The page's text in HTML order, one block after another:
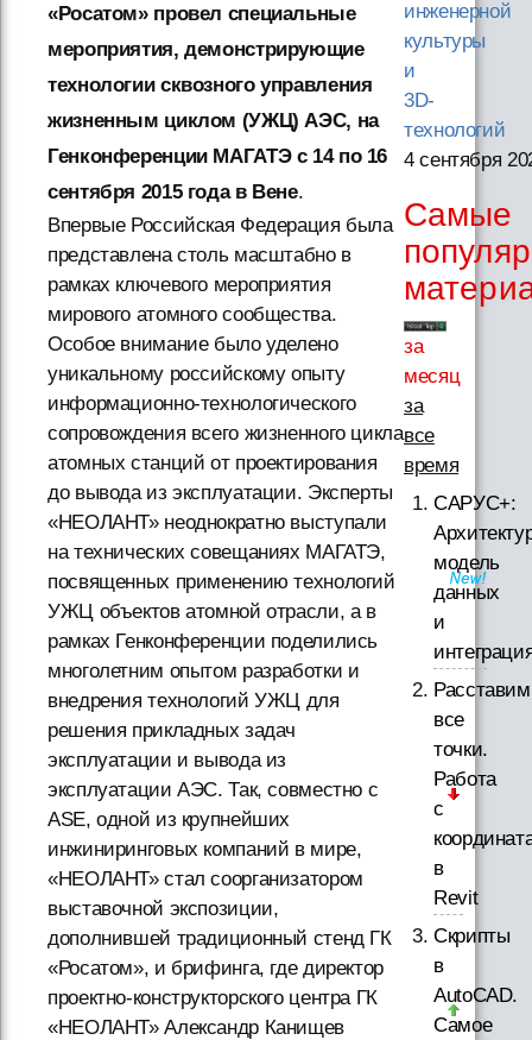
«Росатом» провел специальные
мероприятия, демонстрирующие
технологии сквозного управления
жизненным циклом (УЖЦ) АЭС, на
Генконференции МАГАТЭ с 14 по 16
сентября 2015 года в Вене.
Впервые Российская Федерация была
представлена столь масштабно в
рамках ключевого мероприятия
мирового атомного сообщества.
Особое внимание было уделено
уникальному российскому опыту
информационно-технологического
сопровождения всего жизненного цикла
атомных станций от проектирования
до вывода из эксплуатации. Эксперты
«НЕОЛАНТ» неоднократно выступали
на технических совещаниях МАГАТЭ,
посвященных применению технологий
УЖЦ объектов атомной отрасли, а в
рамках Генконференции поделились
многолетним опытом разработки и
внедрения технологий УЖЦ для
решения прикладных задач
эксплуатации и вывода из
эксплуатации АЭС. Так, совместно с
ASE, одной из крупнейших
инжиниринговых компаний в мире,
«НЕОЛАНТ» стал соорганизатором
выставочной экспозиции,
дополнившей традиционный стенд ГК
«Росатом», и брифинга, где директор
проектно-конструкторского центра ГК
«НЕОЛАНТ» Александр Канищев
инженерной
культуры
и
3D-
технологий
4 сентября
Самые
за
месяц
за
все
время
САРУС+:
модель
данных
и
Расставим
все
точки.
Работа
с
в
Revit
Скрипты
в
AutoCAD.
Самое